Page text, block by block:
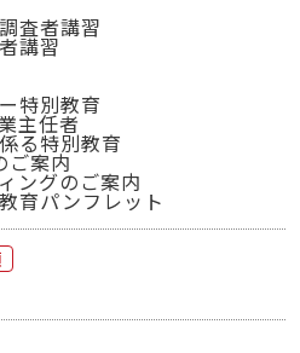
査者講習
講習
特別教育
主任者
る特別教育
ご案内
ングのご案内
育パンフレット